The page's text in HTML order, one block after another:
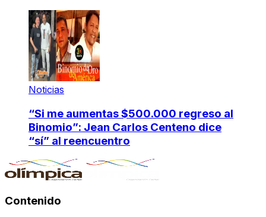
Noticias
“Si me aumentas $500.000 regreso al
Binomio”: Jean Carlos Centeno dice
“sí” al reencuentro
Contenido